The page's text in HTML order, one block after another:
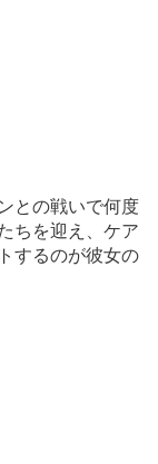
との戦いで何度
ちを迎え、ケア
するのが彼女の